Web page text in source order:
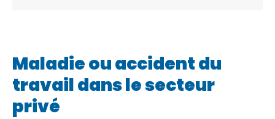
Maladie ou accident du
travail dans le secteur
privé